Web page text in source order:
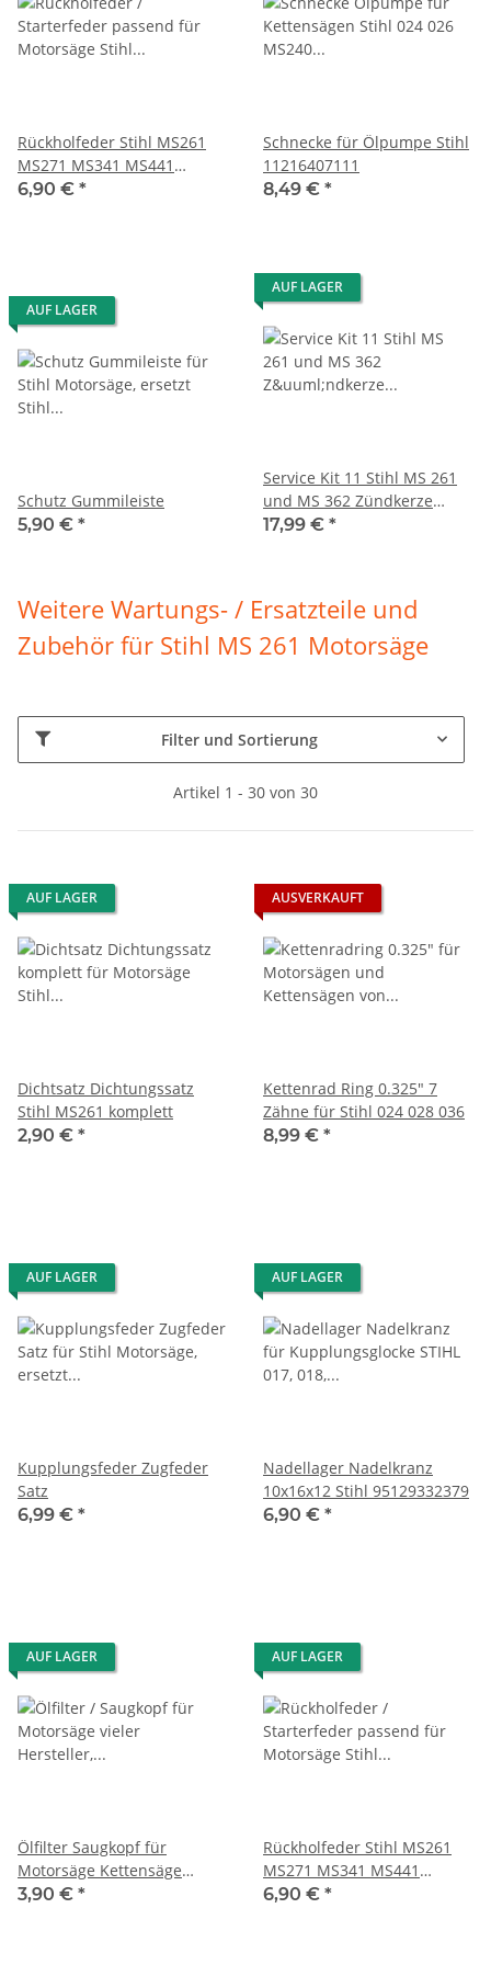
Rückholfeder Stihl MS261
MS271 MS341 MS441
11351900600
6,90 € *
Schnecke für Ölpumpe Stihl
11216407111
8,49 € *
AUF LAGER
Schutz Gummileiste
5,90 € *
AUF LAGER
Service Kit 11 Stihl MS 261
und MS 362 Zündkerze
Luftfilter Kraftstofffilter
17,99 € *
Weitere Wartungs- / Ersatzteile und
Zubehör für Stihl MS 261 Motorsäge
Filter und Sortierung
Artikel 1 - 30 von 30
AUF LAGER
Dichtsatz Dichtungssatz
Stihl MS261 komplett
2,90 € *
AUSVERKAUFT
Kettenrad Ring 0.325" 7
Zähne für Stihl 024 028 036
8,99 € *
AUF LAGER
Kupplungsfeder Zugfeder
Satz
6,99 € *
AUF LAGER
Nadellager Nadelkranz
10x16x12 Stihl 95129332379
6,90 € *
AUF LAGER
Ölfilter Saugkopf für
Motorsäge Kettensäge
11176403800
3,90 € *
AUF LAGER
Rückholfeder Stihl MS261
MS271 MS341 MS441
11351900600
6,90 € *